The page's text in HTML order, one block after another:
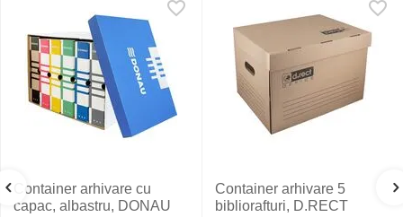
Container arhivare cu
capac, albastru, DONAU
Container arhivare 5
bibliorafturi, D.RECT